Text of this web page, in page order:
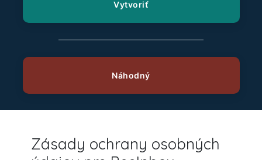
Zásady ochrany osobných